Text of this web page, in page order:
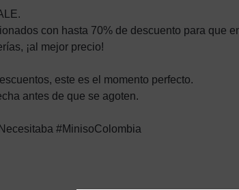
con hasta 70% de descuento para que
¡al mejor precio!
este es el momento perfecto.
antes de que se agoten.
#MinisoColombia